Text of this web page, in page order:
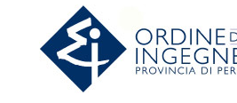
Salta al contenuto principale